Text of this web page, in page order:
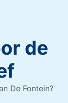
de
De Fontein?